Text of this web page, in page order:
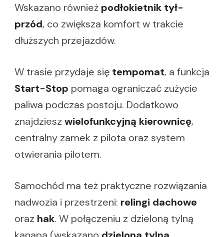
Wskazano również podłokietnik tył-
przód, co zwiększa komfort w trakcie
dłuższych przejazdów.
W trasie przydaje się tempomat, a funkcja
Start-Stop pomaga ograniczać zużycie
paliwa podczas postoju. Dodatkowo
znajdziesz wielofunkcyjną kierownicę,
centralny zamek z pilota oraz system
otwierania pilotem.
Samochód ma też praktyczne rozwiązania
nadwozia i przestrzeni: relingi dachowe
oraz hak. W połączeniu z dzieloną tylną